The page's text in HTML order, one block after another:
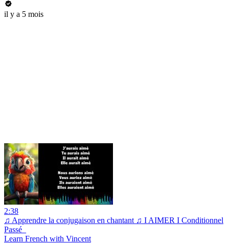
il y a 5 mois
2:38
♫ Apprendre la conjugaison en chantant ♫ I AIMER I Conditionnel
Passé_
Learn French with Vincent